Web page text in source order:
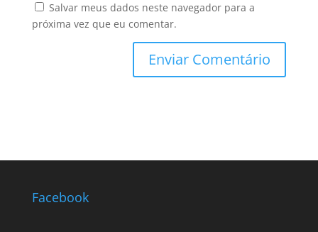
Salvar meus dados neste navegador para a
próxima vez que eu comentar.
Facebook